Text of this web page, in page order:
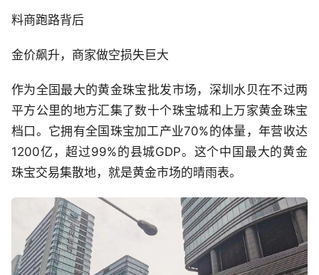
料商跑路背后
金价飙升，商家做空损失巨大
作为全国最大的黄金珠宝批发市场，深圳水贝在不过两
平方公里的地方汇集了数十个珠宝城和上万家黄金珠宝
档口。它拥有全国珠宝加工产业70%的体量，年营收达
1200亿，超过99%的县城GDP。这个中国最大的黄金
珠宝交易集散地，就是黄金市场的晴雨表。